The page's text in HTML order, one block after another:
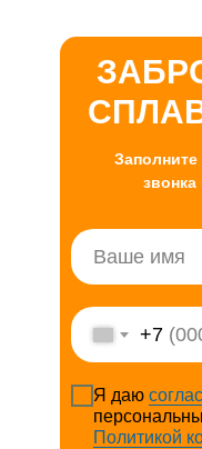
+7
Я даю
Политикой
звонка